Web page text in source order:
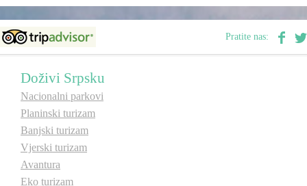
Foto
Video
E-Brochure
Otkrij Srpsku
Pratite nas:
Doživi Srpsku
Nacionalni parkovi
Planinski turizam
Banjski turizam
Vjerski turizam
Avantura
Eko turizam